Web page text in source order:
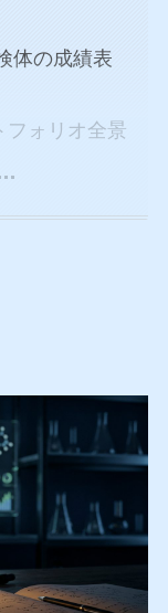
体の成績表
フォリオ全景